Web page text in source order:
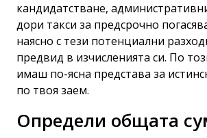
кандидатстване,
дори такси за предсрочно
наясно с тези потенциални
предвид в изчисленията си. По
имаш по-ясна представа за
по твоя заем.
Определи общата